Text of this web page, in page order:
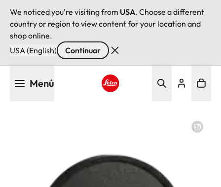
We noticed you're visiting from USA. Choose a different
country or region to view content for your location and
shop online.
USA (English)
Continuar
Menú